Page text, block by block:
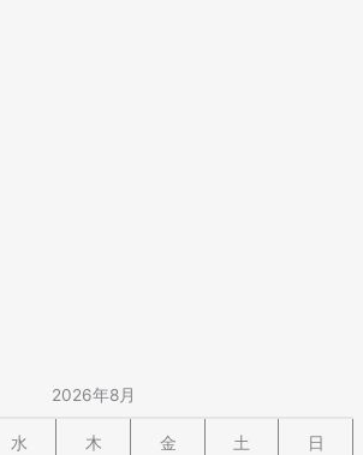
2026年8月
水 木 金 土 日